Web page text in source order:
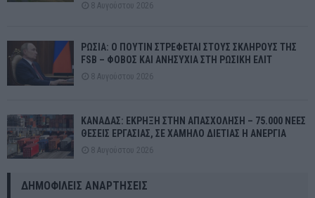
8 Αυγούστου 2026
ΡΩΣΙΑ: Ο ΠΟΥΤΙΝ ΣΤΡΕΦΕΤΑΙ ΣΤΟΥΣ ΣΚΛΗΡΟΥΣ ΤΗΣ
FSB – ΦΟΒΟΣ ΚΑΙ ΑΝΗΣΥΧΙΑ ΣΤΗ ΡΩΣΙΚΗ ΕΛΙΤ
8 Αυγούστου 2026
ΚΑΝΑΔΑΣ: ΕΚΡΗΞΗ ΣΤΗΝ ΑΠΑΣΧΟΛΗΣΗ – 75.000 ΝΕΕΣ
ΘΕΣΕΙΣ ΕΡΓΑΣΙΑΣ, ΣΕ ΧΑΜΗΛΟ ΔΙΕΤΙΑΣ Η ΑΝΕΡΓΙΑ
8 Αυγούστου 2026
ΔΗΜΟΦΙΛΕΊΣ ΑΝΑΡΤΉΣΕΙΣ